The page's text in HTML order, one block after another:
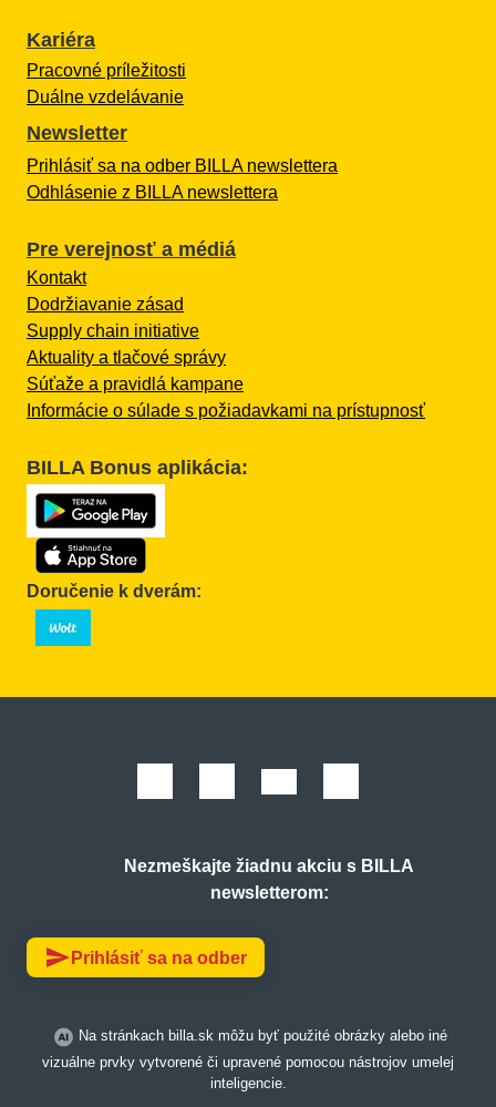
Kariéra
Pracovné príležitosti
Duálne vzdelávanie
Newsletter
Prihlásiť sa na odber BILLA newslettera
Odhlásenie z BILLA newslettera
Pre verejnosť a médiá
Kontakt
Dodržiavanie zásad
Supply chain initiative
Aktuality a tlačové správy
Súťaže a pravidlá kampane
Informácie o súlade s požiadavkami na prístupnosť
BILLA Bonus aplikácia:
Doručenie k dverám:
Nezmeškajte žiadnu akciu s BILLA
newsletterom:
send Prihlásiť sa na odber
Na stránkach billa.sk môžu byť použité obrázky alebo iné
vizuálne prvky vytvorené či upravené pomocou nástrojov umelej
inteligencie.